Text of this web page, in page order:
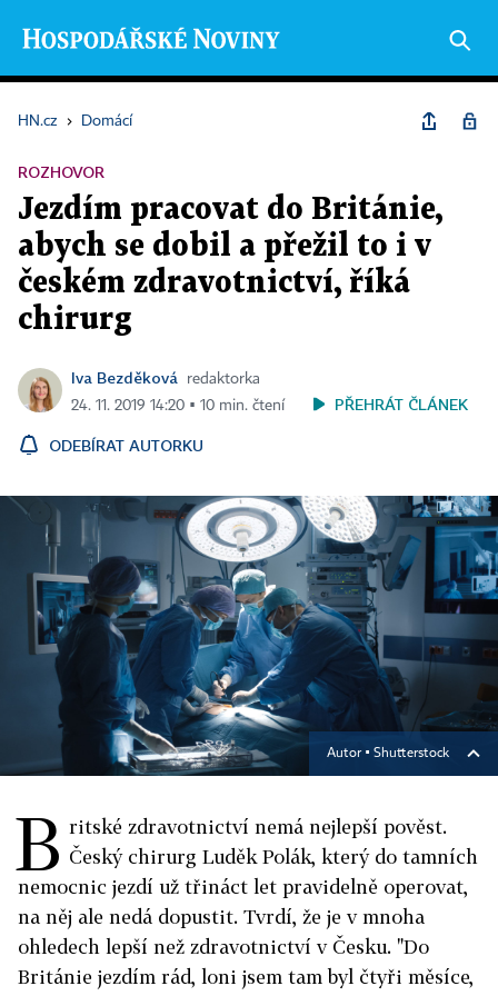
HN.cz › Domácí
ROZHOVOR
Jezdím pracovat do Británie,
abych se dobil a přežil to i v
českém zdravotnictví, říká
chirurg
Iva Bezděková
redaktorka
24. 11. 2019 14:20 ▪ 10 min. čtení
PŘEHRÁT ČLÁNEK
ODEBÍRAT AUTORKU
Autor ▪ Shutterstock
B ritské zdravotnictví nemá nejlepší pověst.
Český chirurg Luděk Polák, který do tamních
nemocnic jezdí už třináct let pravidelně operovat,
na něj ale nedá dopustit. Tvrdí, že je v mnoha
ohledech lepší než zdravotnictví v Česku. "Do
Británie jezdím rád, loni jsem tam byl čtyři měsíce,